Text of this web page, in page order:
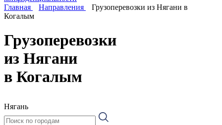
Главная
Направления
Грузоперевозки из Нягани в
Когалым
Грузоперевозки
из Нягани
в Когалым
Нягань